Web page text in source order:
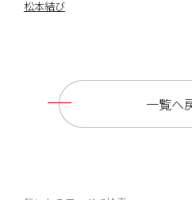
松本結び
一覧へ